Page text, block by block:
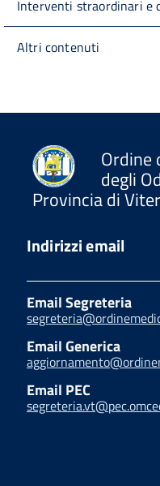
Interventi straordinari e
Altri contenuti
Ordine
degli
Provincia di
Indirizzi email
Email Segreteria
Email Generica
Email PEC